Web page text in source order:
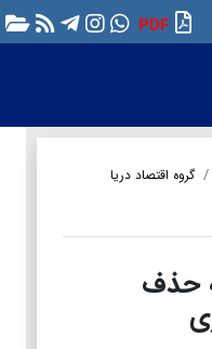
PDF
گروه اقتصاد دریا
حذف